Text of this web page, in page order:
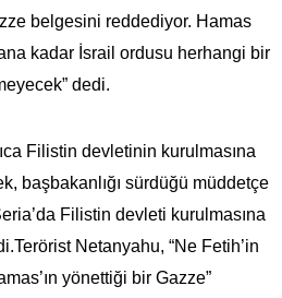
belgesini reddediyor. Hamas
kadar İsrail ordusu herhangi bir
dedi.
Filistin devletinin kurulmasına
başbakanlığı sürdüğü müddetçe
Filistin devleti kurulmasına
Netanyahu, “Ne Fetih’in
yönettiği bir Gazze”